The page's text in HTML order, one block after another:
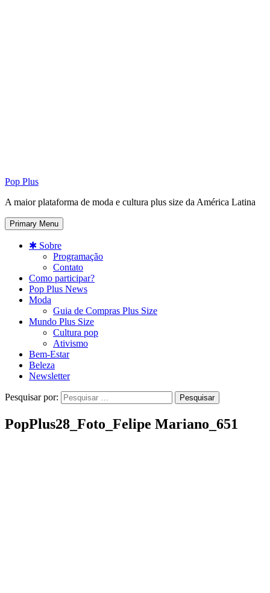
Pop Plus
A maior plataforma de moda e cultura plus size da América Latina
Primary Menu
✱ Sobre
Programação
Contato
Como participar?
Pop Plus News
Moda
Guia de Compras Plus Size
Mundo Plus Size
Cultura pop
Ativismo
Bem-Estar
Beleza
Newsletter
Pesquisar por:
PopPlus28_Foto_Felipe Mariano_651